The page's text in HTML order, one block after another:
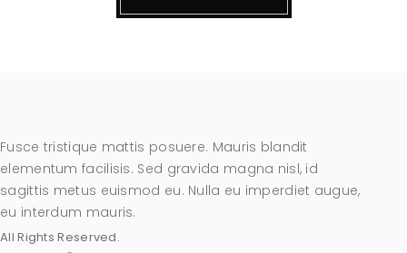
Fusce tristique mattis posuere. Mauris blandit
elementum facilisis. Sed gravida magna nisl, id
sagittis metus euismod eu. Nulla eu imperdiet augue,
eu interdum mauris.
All Rights Reserved.